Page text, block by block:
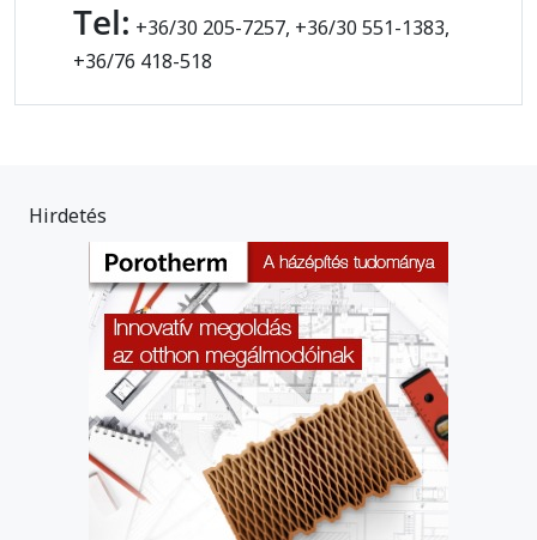
Tel: +36/30 205-7257, +36/30 551-1383,
+36/76 418-518
Hirdetés